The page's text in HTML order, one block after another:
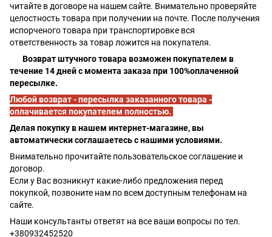
читайте в договоре на нашем сайте. Внимательно проверяйте
целостность товара при получении на почте. После получения
испорченого товара при транспортировке вся
ответственность за товар ложится на покупателя.
Возврат штучного товара возможен покупателем в
течение 14 дней с момента заказа при 100%оплаченной
пересылке.
Любой возврат - пересылка заказанного товара -
оплачивается покупателем полностью.
Делая покупку в нашем интернет-магазине, вы
автоматически соглашаетесь с нашими условиями.
Внимательно прочитайте пользовательское соглашение и
договор.
Если у Вас возникнут какие-либо предложения перед
покупкой, позвоните нам по всем доступным телефонам на
сайте.
Наши консультанты ответят на все ваши вопросы по тел.
+380932452520